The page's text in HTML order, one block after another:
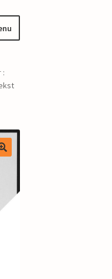
Submenu
uitvouwen
: